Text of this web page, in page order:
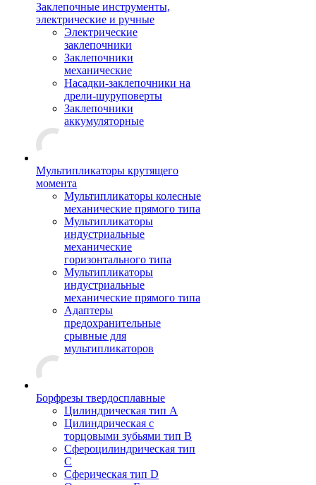
Заклепочные инструменты,
электрические и ручные
Электрические
заклепочники
Заклепочники
механические
Насадки-заклепочники на
дрели-шуруповерты
Заклепочники
аккумуляторные
Мультипликаторы крутящего
момента
Мультипликаторы колесные
механические прямого типа
Мультипликаторы
индустриальные
механические
горизонтального типа
Мультипликаторы
индустриальные
механические прямого типа
Адаптеры
предохранительные
срывные для
мультипликаторов
Борфрезы твердосплавные
Цилиндрическая тип A
Цилиндрическая с
торцовыми зубьями тип B
Сфероцилиндрическая тип
C
Сферическая тип D